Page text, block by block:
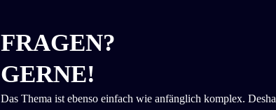
FRAGEN?
GERNE!
Das Thema ist ebenso einfach wie anfänglich komplex.